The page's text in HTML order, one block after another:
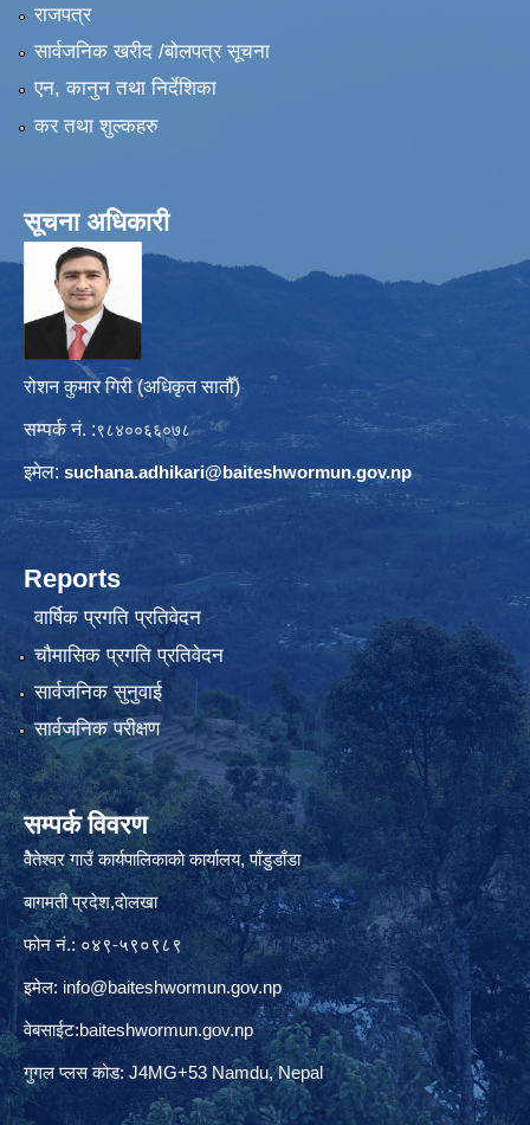
राजपत्र
सार्वजनिक खरीद /बोलपत्र सूचना
एन, कानुन तथा निर्देशिका
कर तथा शुल्कहरु
सूचना अधिकारी
रोशन कुमार गिरी (अधिकृत सातौँ)
सम्पर्क नं. :९८४००६६०७८
इमेल: suchana.adhikari@baiteshwormun.gov.np
Reports
वार्षिक प्रगति प्रतिवेदन
चौमासिक प्रगति प्रतिवेदन
सार्वजनिक सुनुवाई
सार्वजनिक परीक्षण
सम्पर्क विवरण
वैेतेश्वर गाउँ कार्यपालिकाकाे कार्यालय, पाँडुडाँडा
बागमती‌ प्रदेश,दाेलखा
फोन नं.: ०४९-५९०९८९
इमेल: info@baiteshwormun.gov.np
वेबसाईट:baiteshwormun.gov.np
गुगल प्लस कोड: J4MG+53 Namdu, Nepal